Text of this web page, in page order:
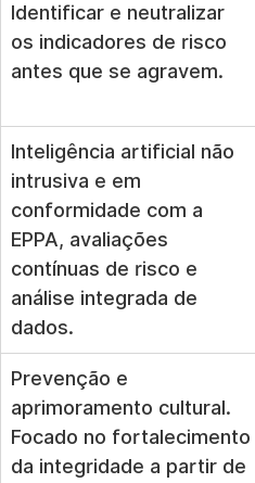
Identificar e neutralizar
os indicadores de risco
antes que se agravem.
Inteligência artificial não
intrusiva e em
conformidade com a
EPPA, avaliações
contínuas de risco e
análise integrada de
dados.
Prevenção e
aprimoramento cultural.
Focado no fortalecimento
da integridade a partir de